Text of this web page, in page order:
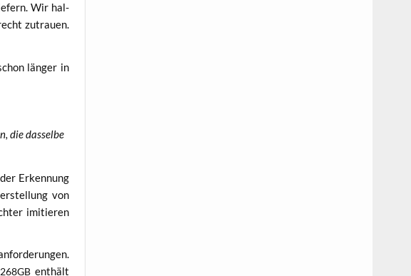
Wir hal­
zutrau­en.
län­ger in
die das­sel­be
Erken­nung
von
imi­tie­ren
268GBent­hält